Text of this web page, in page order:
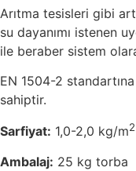
Arıtma tesisleri gibi
su dayanımı istenen
ile beraber sistem
EN 1504-2
sahiptir.
Sarfiyat: 1,0-2,0 kg/m2
Ambalaj: 25 kg torba